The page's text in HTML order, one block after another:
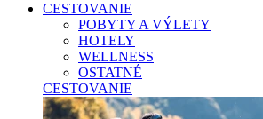
CESTOVANIE
POBYTY A VÝLETY
HOTELY
WELLNESS
OSTATNÉ
CESTOVANIE